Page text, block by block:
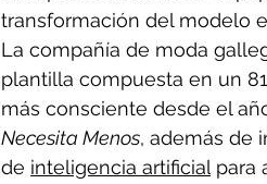
transformación del modelo
La compañía de moda
plantilla compuesta en un
más consciente desde el
Necesita Menos, además de
de inteligencia artificial para